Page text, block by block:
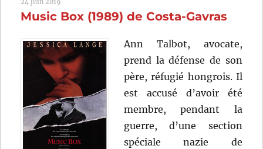
Jordan
24 juin 2019
Music Box (1989) de Costa-Gavras
Ann Talbot, avocate,
prend la défense de son
père, réfugié hongrois. Il
est accusé d’avoir été
membre, pendant la
guerre, d’une section
spéciale nazie de